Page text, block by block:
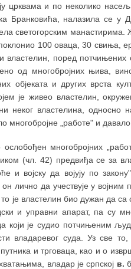
црквама и по неколико
Бранковића, налазила се у
светогорским манастирима.
100 оваца, 30 свиња,
властелин, поред
од многобројних њива,
објеката и других врста
је живео властелин,
неког властелина, односно
„работе" и давало
многобројних
(чл. 42) предвиђа се за
војску да војују по
лично да учествује у војним
је властелин био дужан да са
и управни апарат, па су
који је судио потчињеним
владаревог суда. Уз све
и трговаца, као и о
владар је српској в.